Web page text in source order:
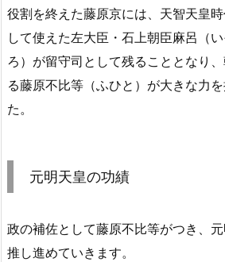
役割を終えた藤原京には、天智天皇
して使えた左大臣・石上朝臣麻呂（
ろ）が留守司として残ることとなり
る藤原不比等（ふひと）が大きな力
た。
元明天皇の功績
政の補佐として藤原不比等がつき、
推し進めていきます。